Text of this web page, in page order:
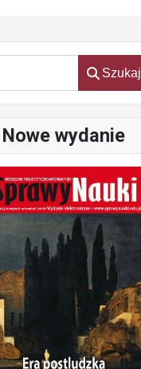
Szukaj
Nowe wydanie